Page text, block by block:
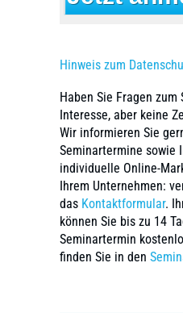
Hinweis zum
Haben Sie Fragen zum
Interesse, aber keine
Wir informieren Sie
Seminartermine sowie
individuelle Online-
Ihrem Unternehmen:
das Kontaktformular.
können Sie bis zu 14
Seminartermin
finden Sie in den